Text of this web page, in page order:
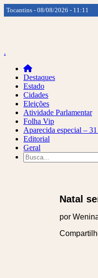
Tocantins - 08/08/2026 - 11:11
.
Destaques
Estado
Cidades
Eleições
Atividade Parlamentar
Folha Vip
Aparecida especial –
Editorial
Geral
Natal
por